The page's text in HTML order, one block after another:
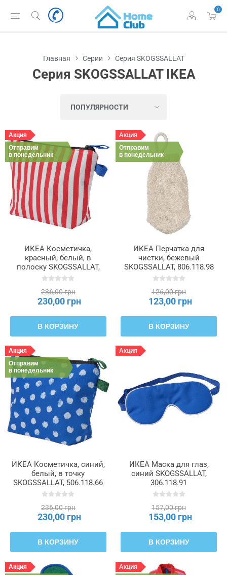
0
Главная Серии Серия SKOGSSALLAT
Серия SKOGSSALLAT IKEA
Акция
Отправим
в понедельник
ИКЕА Косметичка,
красный, белый, в
полоску SKOGSSALLAT,
706.118.65
236,00 грн
230,00 грн
В КОРЗИНУ
Акция
Отправим
в понедельник
ИКЕА Перчатка для
чистки, бежевый
SKOGSSALLAT, 806.118.98
126,00 грн
123,00 грн
В КОРЗИНУ
Акция
Отправим
в понедельник
ИКЕА Косметичка, синий,
белый, в точку
SKOGSSALLAT, 506.118.66
236,00 грн
230,00 грн
В КОРЗИНУ
Акция
ИКЕА Маска для глаз,
синий SKOGSSALLAT,
306.118.91
157,00 грн
153,00 грн
В КОРЗИНУ
Акция
Акция